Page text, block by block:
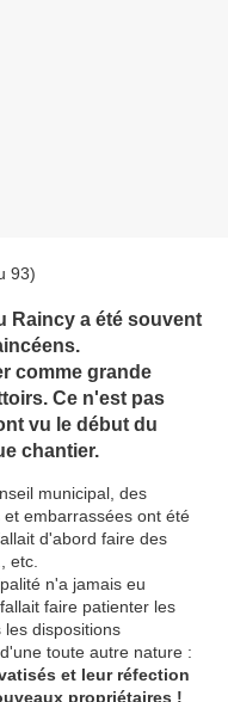
Raincy a été souvent
comme grande
Ce n'est pas
vu le début du
chantier.
municipal, des
embarrassées ont été
d'abord faire des
etc.
n'a jamais eu
faire patienter les
dispositions
toute autre nature :
et leur réfection
propriétaires !